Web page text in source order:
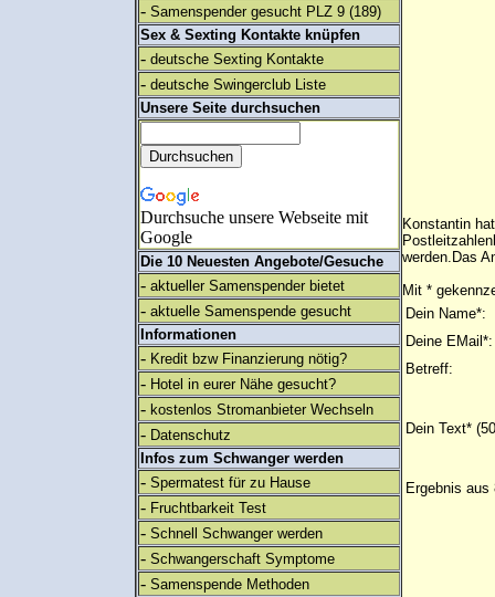
- Samenspender gesucht PLZ 9 (189)
Sex & Sexting Kontakte knüpfen
- deutsche Sexting Kontakte
- deutsche Swingerclub Liste
Unsere Seite durchsuchen
Durchsuche unsere Webseite mit
Google
Die 10 Neuesten Angebote/Gesuche
- aktueller Samenspender bietet
- aktuelle Samenspende gesucht
Informationen
- Kredit bzw Finanzierung nötig?
- Hotel in eurer Nähe gesucht?
- kostenlos Stromanbieter Wechseln
- Datenschutz
Infos zum Schwanger werden
- Spermatest für zu Hause
- Fruchtbarkeit Test
- Schnell Schwanger werden
- Schwangerschaft Symptome
- Samenspende Methoden
Konstantin
werden.Das
Mit *
Dein Name*:
Deine EMail*:
Betreff:
Dein Text*
Ergebnis aus